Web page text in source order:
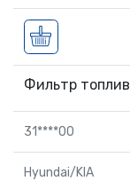
Фильтр
31****00
Hyundai/KIA